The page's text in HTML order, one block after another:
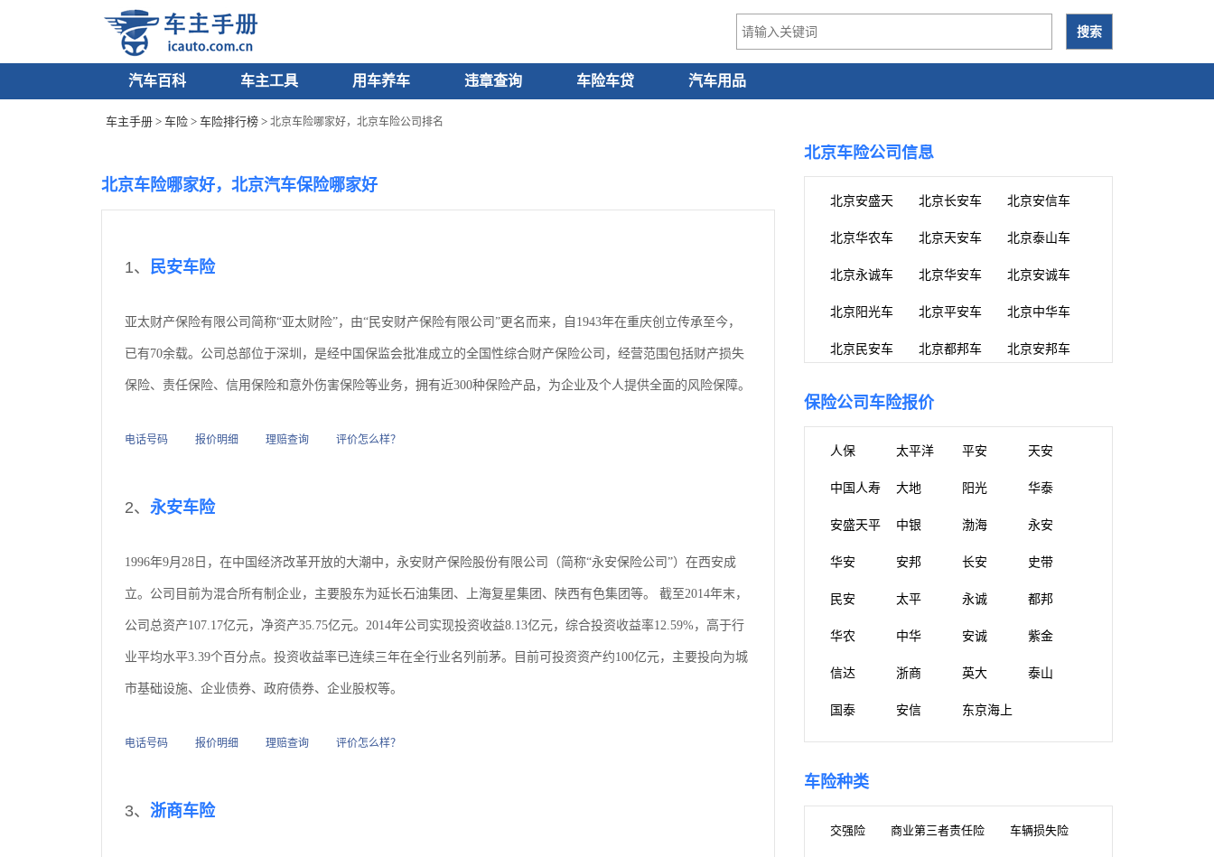
汽车百科 车主工具 用车养车 违章查询 车险车贷 汽车用品
车主手册 > 车险 > 车险排行榜 > 北京车险哪家好，北京车险公司排名
北京车险哪家好，北京汽车保险哪家好
1、 民安车险
亚太财产保险有限公司简称“亚太财险”，由“民安财产保险有限公司”更名而来，自1943年在重庆创立传承至今，
已有70余载。公司总部位于深圳，是经中国保监会批准成立的全国性综合财产保险公司，经营范围包括财产损失
保险、责任保险、信用保险和意外伤害保险等业务，拥有近300种保险产品，为企业及个人提供全面的风险保障。
电话号码 报价明细 理赔查询 评价怎么样？
2、 永安车险
1996年9月28日，在中国经济改革开放的大潮中，永安财产保险股份有限公司（简称“永安保险公司”）在西安成
立。公司目前为混合所有制企业，主要股东为延长石油集团、上海复星集团、陕西有色集团等。 截至2014年末，
公司总资产107.17亿元，净资产35.75亿元。2014年公司实现投资收益8.13亿元，综合投资收益率12.59%，高于行
业平均水平3.39个百分点。投资收益率已连续三年在全行业名列前茅。目前可投资资产约100亿元，主要投向为城
市基础设施、企业债券、政府债券、企业股权等。
电话号码 报价明细 理赔查询 评价怎么样？
3、 浙商车险
北京车险公司信息
北京安盛天平车险北京长安车险 北京安信车险
北京华农车险 北京天安车险 北京泰山车险
北京永诚车险 北京华安车险 北京安诚车险
北京阳光车险 北京平安车险 北京中华车险
北京民安车险 北京都邦车险 北京安邦车险
保险公司车险报价
人保 太平洋 平安 天安
中国人寿 大地 阳光 华泰
安盛天平 中银 渤海 永安
华安 安邦 长安 史带
民安 太平 永诚 都邦
华农 中华 安诚 紫金
信达 浙商 英大 泰山
国泰 安信 东京海上
车险种类
交强险 商业第三者责任险 车辆损失险